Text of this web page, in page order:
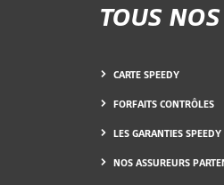
TOUS
CARTE SPEEDY
FORFAITS CONTRÔLES
LES GARANTIES SPEEDY
NOS ASSUREURS